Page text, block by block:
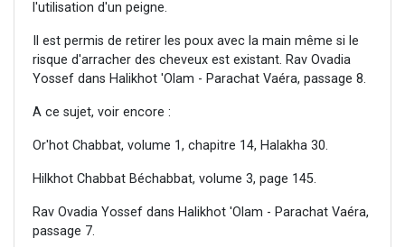
l'utilisation d'un peigne.
Il est permis de retirer les poux avec la main même si le
risque d'arracher des cheveux est existant. Rav Ovadia
Yossef dans Halikhot 'Olam - Parachat Vaéra, passage 8.
A ce sujet, voir encore :
Or'hot Chabbat, volume 1, chapitre 14, Halakha 30.
Hilkhot Chabbat Béchabbat, volume 3, page 145.
Rav Ovadia Yossef dans Halikhot 'Olam - Parachat Vaéra,
passage 7.